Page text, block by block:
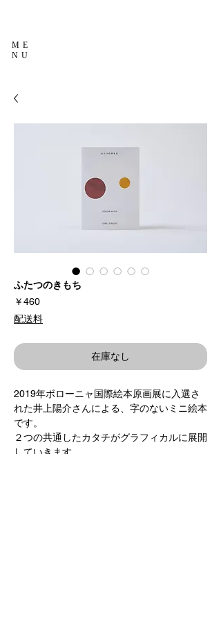
ME
NU
ふたつのきもち
￥460価
格
配送料
在庫なし
2019年ボローニャ国際絵本原画展に入選さ
れた井上陽介さんによる、字のないミニ絵本
です。
２つの共通したカタチがグラフィカルに展開
していきます。